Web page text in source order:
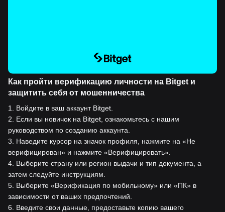
Как пройти верификацию личности на Bitget и
защитить себя от мошенничества
1
Войдите в ваш аккаунт Bitget.
2
Если вы новичок на Bitget, ознакомьтесь с нашим
руководством по созданию аккаунта.
3
Наведите курсор на значок профиля, нажмите на «Не
верифицирован» и нажмите «Верифицировать».
4 Выберите страну или регион выдачи и тип документа, а
затем следуйте инструкциям.
5 Выберите «Верификация по мобильному» или «ПК» в
зависимости от ваших предпочтений.
6
Введите свои данные, предоставьте копию вашего